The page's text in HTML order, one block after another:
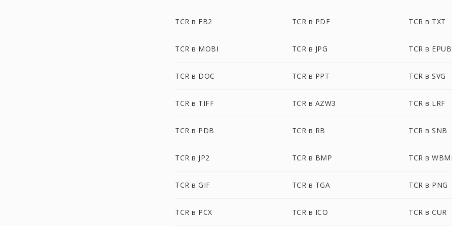
TCR в FB2 TCR в PDF TCR в TXT
TCR в MOBI TCR в JPG TCR в EPUB
TCR в DOC TCR в PPT TCR в SVG
TCR в TIFF TCR в AZW3 TCR в LRF
TCR в PDB TCR в RB TCR в SNB
TCR в JP2 TCR в BMP TCR в
TCR в GIF TCR в TGA TCR в PNG
TCR в PCX TCR в ICO TCR в CUR